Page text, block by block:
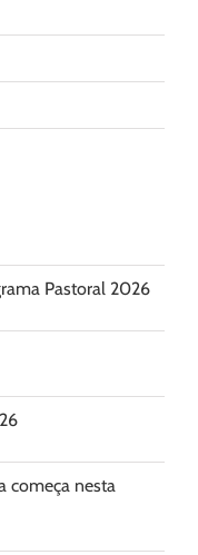
Pastoral 2026
começa nesta